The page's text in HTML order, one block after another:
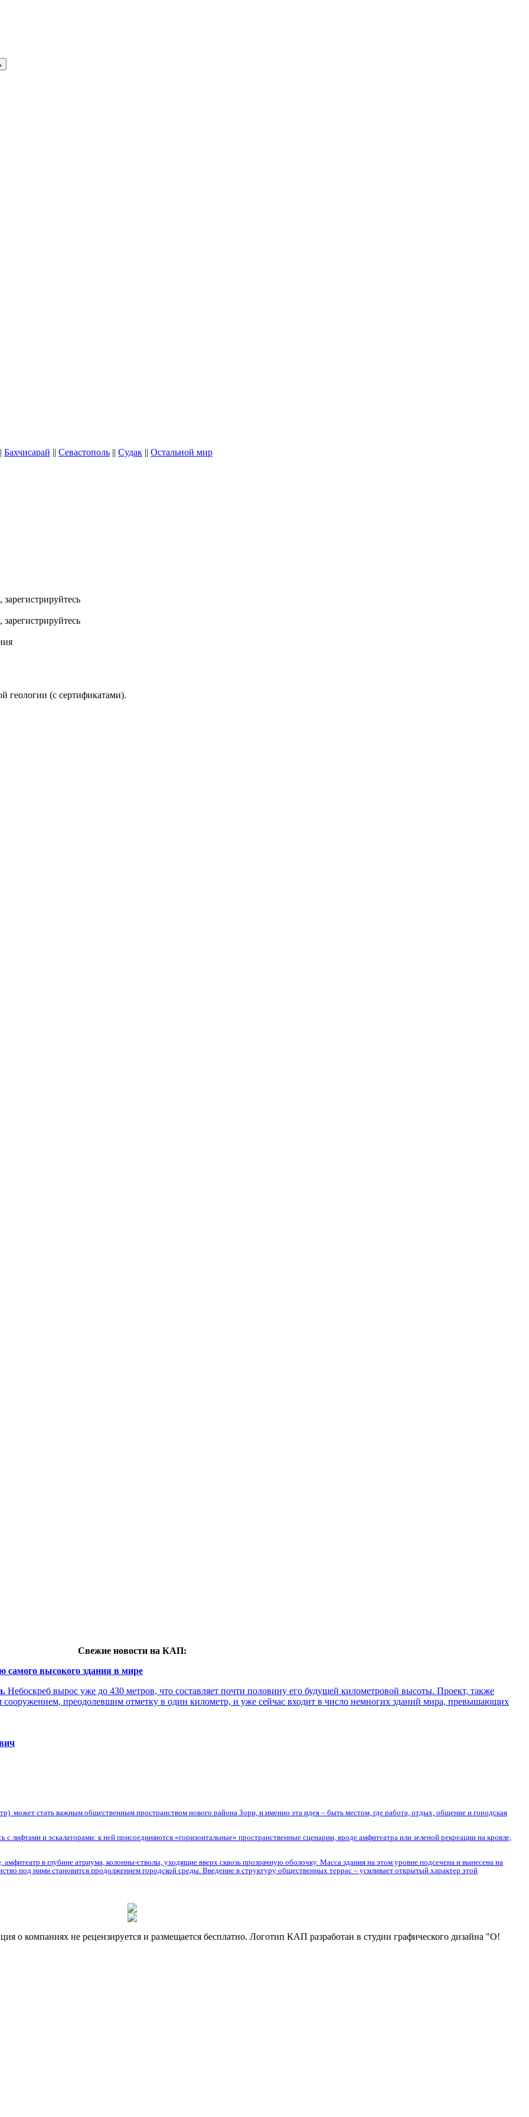
Бахчисарай || Севастополь || Судак || Остальной мир
геологии (с сертификатами).
Свежие новости на КАП:
самого высокого здания в мире
Небоскреб вырос уже до 430 метров, что составляет почти половину его будущей километровой высоты. Проект, также
сооружением, преодолевшим отметку в один километр, и уже сейчас входит в число немногих зданий мира, превышающих
может стать важным общественным пространством нового района Зори, и именно эта идея – быть местом, где работа, отдых, общение и городская
лифтами и эскалаторами: к ней присоединяются «горизонтальные» пространственные сценарии, вроде амфитеатра или зеленой рекреации на кровле,
в глубине атриума, колонны-стволы, уходящие вверх сквозь прозрачную оболочку. Масса здания на этом уровне подсечена и вынесена на
под ними становится продолжением городской среды. Введение в структуру общественных террас – усиливает открытый характер этой
компаниях не рецензируется и размещается бесплатно. Логотип КАП разработан в студии графического дизайна "О!